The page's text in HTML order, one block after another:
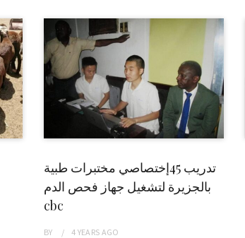
تدريب 45إختصاصي مختبرات طبية
بالجزيرة لتشغيل جهاز فحص الدم
cbc
BY 4 YEARS AGO